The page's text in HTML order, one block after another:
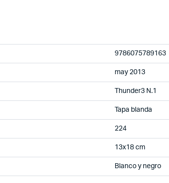
9786075789163
may 2013
Thunder3 N.1
Tapa blanda
224
13x18 cm
Blanco y negro